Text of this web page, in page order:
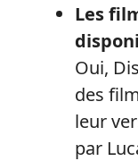
Les
Oui,
des
leur
par